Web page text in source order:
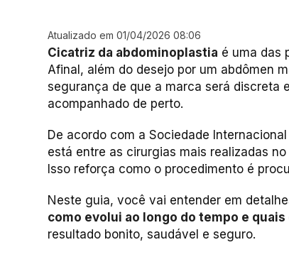
Atualizado em 01/04/2026 08:06
Cicatriz da abdominoplastia é uma das
Afinal, além do desejo por um abdômen
segurança de que a marca será discreta
acompanhado de perto.
De acordo com a Sociedade
está entre as cirurgias mais realizadas
Isso reforça como o procedimento é
Neste guia, você vai entender em
como evolui ao longo do tempo e
resultado bonito, saudável e seguro.